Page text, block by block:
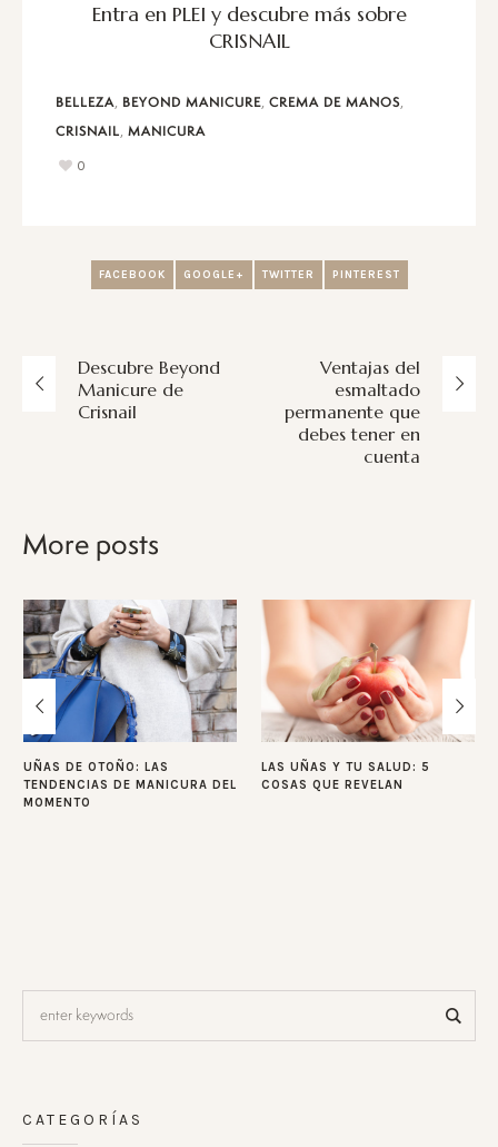
Entra en PLEI y descubre más sobre
CRISNAIL
BELLEZA, BEYOND MANICURE, CREMA DE MANOS,
CRISNAIL, MANICURA
0
FACEBOOK GOOGLE+ TWITTER PINTEREST
Descubre Beyond
Manicure de
Crisnail
Ventajas del
esmaltado
permanente que
debes tener en
cuenta
More posts
UÑAS DE OTOÑO: LAS
TENDENCIAS DE MANICURA DEL
MOMENTO
LAS UÑAS Y TU SALUD: 5
COSAS QUE REVELAN
CATEGORÍAS